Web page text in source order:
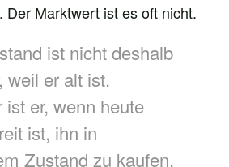
Der Marktwert ist es oft nicht.
ist nicht deshalb
weil er alt ist.
er, wenn heute
ist, ihn in
Zustand zu kaufen.